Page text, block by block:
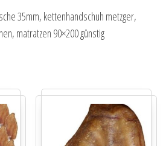
35mm, kettenhandschuh metzger,
matratzen 90×200 günstig